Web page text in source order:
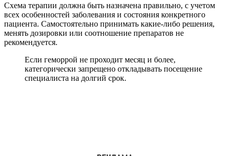
Схема терапии должна быть назначена правильно, с учетом
всех особенностей заболевания и состояния конкретного
пациента. Самостоятельно принимать какие-либо решения,
менять дозировки или соотношение препаратов не
рекомендуется.
Если геморрой не проходит месяц и более,
категорически запрещено откладывать посещение
специалиста на долгий срок.